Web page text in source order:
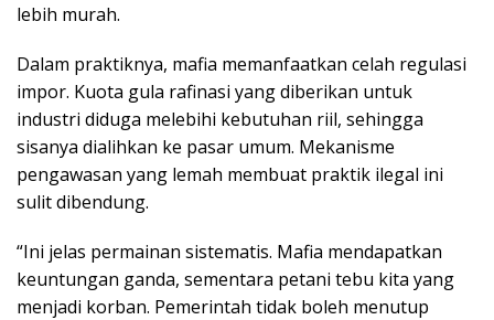
lebih murah.
Dalam praktiknya, mafia memanfaatkan celah regulasi
impor. Kuota gula rafinasi yang diberikan untuk
industri diduga melebihi kebutuhan riil, sehingga
sisanya dialihkan ke pasar umum. Mekanisme
pengawasan yang lemah membuat praktik ilegal ini
sulit dibendung.
“Ini jelas permainan sistematis. Mafia mendapatkan
keuntungan ganda, sementara petani tebu kita yang
menjadi korban. Pemerintah tidak boleh menutup